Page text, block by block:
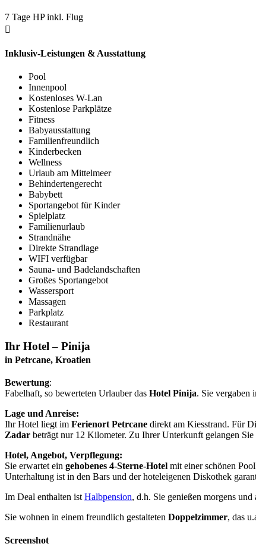
7 Tage HP inkl. Flug
Inklusiv-Leistungen & Ausstattung
Pool
Innenpool
Kostenloses W-Lan
Kostenlose Parkplätze
Fitness
Babyausstattung
Familienfreundlich
Kinderbecken
Wellness
Urlaub am Mittelmeer
Behindertengerecht
Babybett
Sportangebot für Kinder
Spielplatz
Familienurlaub
Strandnähe
Direkte Strandlage
WIFI verfügbar
Sauna- und Badelandschaften
Großes Sportangebot
Wassersport
Massagen
Parkplatz
Restaurant
Ihr Hotel – Pinija
in Petrcane, Kroatien
Bewertung:
Fabelhaft, so bewerteten Urlauber das Hotel Pinija. Sie vergaben
Lage und Anreise:
Ihr Hotel liegt im Ferienort Petrcane direkt am Kiesstrand. Für
Zadar beträgt nur 12 Kilometer. Zu Ihrer Unterkunft gelangen
Hotel, Angebot, Verpflegung:
Sie erwartet ein gehobenes 4-Sterne-Hotel mit einer schönen
Unterhaltung ist in den Bars und der hoteleigenen Diskothek
Im Deal enthalten ist Halbpension, d.h. Sie genießen morgens
Sie wohnen in einem freundlich gestalteten Doppelzimmer, das
Screenshot